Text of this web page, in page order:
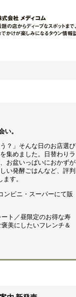
い。
？」そんな日のお店選び
集めました。日替わりラ
お盆いっぱいにおかずが
い発酵ごはんなど、評判
す。
ンビニ・スーパーにて販
ト／昼限定のお得な寿
美にしたいフレンチ＆